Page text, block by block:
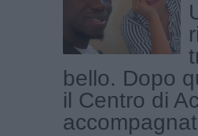
bello. Dopo
il Centro di